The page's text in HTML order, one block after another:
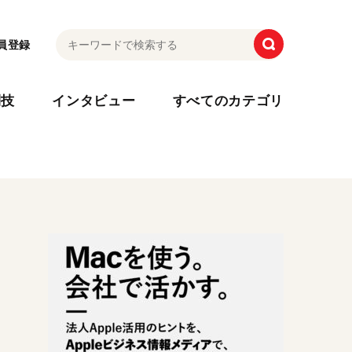
登録
インタビュー すべてのカテゴリ